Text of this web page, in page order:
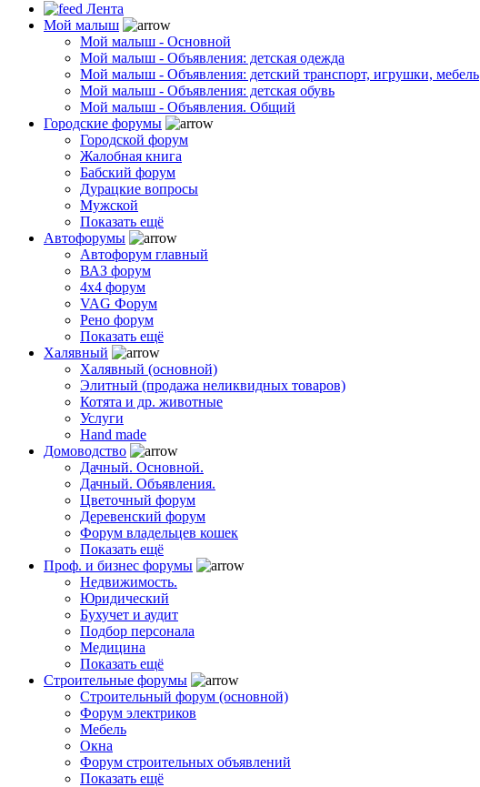
Лента
Мой малыш
Мой малыш - Основной
Мой малыш - Объявления: детская одежда
Мой малыш - Объявления: детский транспорт, игрушки, мебель
Мой малыш - Объявления: детская обувь
Мой малыш - Объявления. Общий
Городские форумы
Городской форум
Жалобная книга
Бабский форум
Дурацкие вопросы
Мужской
Показать ещё
Автофорумы
Автофорум главный
ВАЗ форум
4х4 форум
VAG Форум
Рено форум
Показать ещё
Халявный
Халявный (основной)
Элитный (продажа неликвидных товаров)
Котята и др. животные
Услуги
Hand made
Домоводство
Дачный. Основной.
Дачный. Объявления.
Цветочный форум
Деревенский форум
Форум владельцев кошек
Показать ещё
Проф. и бизнес форумы
Недвижимость.
Юридический
Бухучет и аудит
Подбор персонала
Медицина
Показать ещё
Строительные форумы
Строительный форум (основной)
Форум электриков
Мебель
Окна
Форум строительных объявлений
Показать ещё